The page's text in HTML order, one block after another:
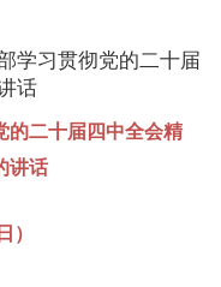
学习贯彻党的二十届
话
的二十届四中全会精
讲话
）